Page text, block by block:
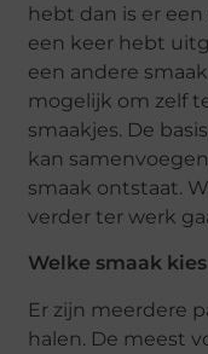
hebt dan is er
een keer hebt
een andere
mogelijk om zelf
smaakjes. De
kan
smaak ontstaat.
verder ter werk
Welke smaak
Er zijn meerdere
halen. De meest